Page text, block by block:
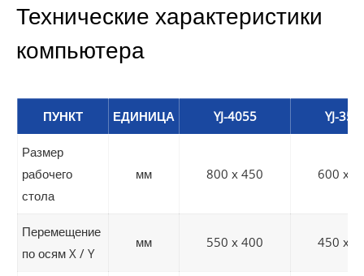
Технические характеристики
компьютера
ПУНКТ ЕДИНИЦА YJ-4055 YJ-
Размер
рабочего
стола
мм 800 x 450 600 x
Перемещение
по осям X / Y
мм 550 x 400 450 x